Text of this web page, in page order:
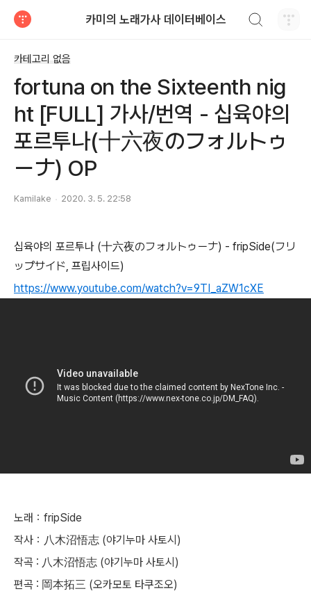
카미의 노래가사 데이터베이스
카테고리 없음
fortuna on the Sixteenth nig
ht [FULL] 가사/번역 - 십육야의
포르투나(十六夜のフォルトゥ
ーナ) OP
Kamilake 2020. 3. 5. 22:58
십육야의 포르투나 (十六夜のフォルトゥーナ) - fripSide(フリ
ップサイド, 프립사이드)
https://www.youtube.com/watch?v=9TI_aZW1cXE
노래：fripSide
작사：八木沼悟志 (야기누마 사토시)
작곡 : 八木沼悟志 (야기누마 사토시 )
편곡 : 岡本拓三 (오카모토 타쿠조오)